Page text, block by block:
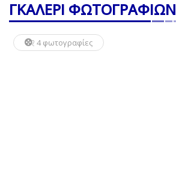
ΓΚΑΛΕΡΙ ΦΩΤΟΓΡΑΦΙΩΝ
4 φωτογραφίες